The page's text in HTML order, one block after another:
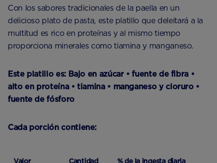
Con los sabores tradicionales de la paella en un
delicioso plato de pasta, este platillo que deleitará a la
multitud es rico en proteínas y al mismo tiempo
proporciona minerales como tiamina y manganeso.
Este platillo es: Bajo en azúcar • fuente de fibra •
alto en proteína • tiamina • manganeso y cloruro •
fuente de fósforo
Cada porción contiene:
Valor
Cantidad
% de la ingesta diaria